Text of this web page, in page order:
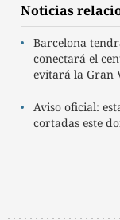
Noticias
Barcelona
conectará el
evitará la Gran
Aviso oficial:
cortadas este